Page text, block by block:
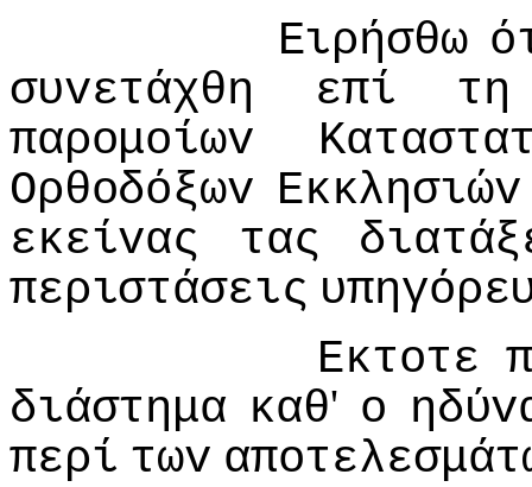
Ειρήσθω
συvετάχθη
επί
τη
παρoμoίωv
Ορθoδόξωv Εκκλησιώv
εκείvας
τας
περιστάσεις
Εκτoτε
διάστημα καθ' o
περί τωv